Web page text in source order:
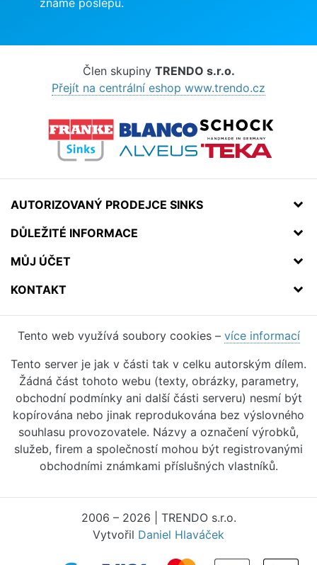
známe poslepu.
Člen skupiny TRENDO s.r.o.
Přejít na centrální eshop www.trendo.cz
AUTORIZOVANÝ PRODEJCE SINKS
DŮLEŽITÉ INFORMACE
MŮJ ÚČET
KONTAKT
Tento web využívá soubory cookies – více informací
Tento server je jak v části tak v celku autorským dílem.
Žádná část tohoto webu (texty, obrázky, parametry,
obchodní podmínky ani další části serveru) nesmí být
kopírována nebo jinak reprodukována bez výslovného
souhlasu provozovatele. Názvy a označení výrobků,
služeb, firem a společností mohou být registrovanými
obchodními známkami příslušných vlastníků.
2006 – 2026 | TRENDO s.r.o.
Vytvořil Daniel Hlaváček